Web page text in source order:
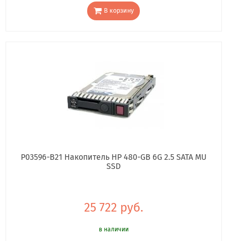
В корзину
P03596-B21 Накопитель HP 480-GB 6G 2.5 SATA MU
SSD
25 722 руб.
в наличии